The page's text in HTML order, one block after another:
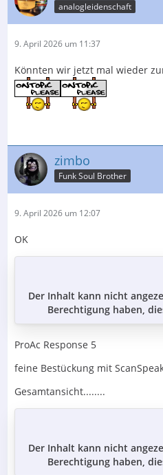
analogleidenschaft
9. April 2026 um 11:37
Könnten wir jetzt mal wieder
zimbo
Funk Soul Brother
9. April 2026 um 12:07
OK
Der Inhalt kann nicht
Berechtigung haben,
ProAc Response 5
feine Bestückung mit
Gesamtansicht........
Der Inhalt kann nicht
Berechtigung haben,